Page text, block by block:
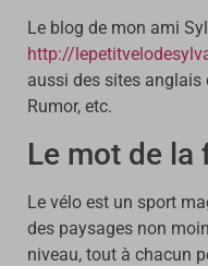
Le blog de mon ami
http://
aussi des sites anglais
Rumor, etc.
Le mot de la
Le vélo est un sport
des paysages non
niveau, tout à chacun